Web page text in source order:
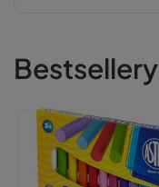
Bestsellery